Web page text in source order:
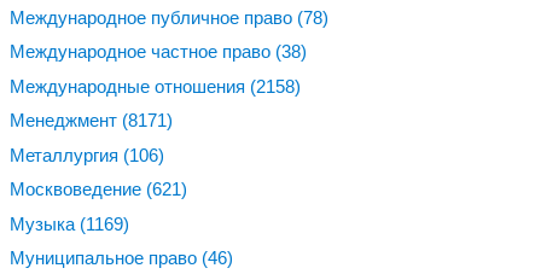
Международное публичное право (78)
Международное частное право (38)
Международные отношения (2158)
Менеджмент (8171)
Металлургия (106)
Москвоведение (621)
Музыка (1169)
Муниципальное право (46)